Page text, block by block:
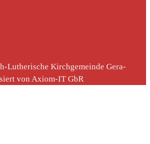
Lutherische Kirchgemeinde Gera-
von Axiom-IT GbR